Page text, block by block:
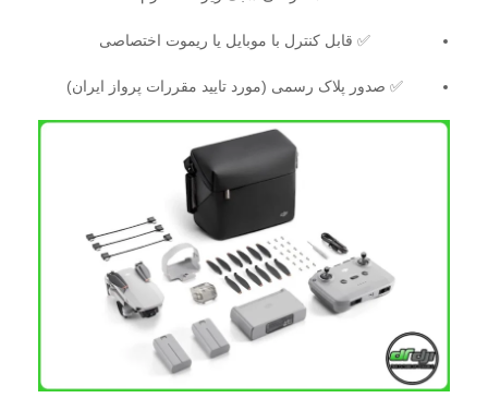
✅ قابل کنترل با موبایل یا ریموت اختصاصی
✅ صدور پلاک رسمی (مورد تایید مقررات پرواز ایران)